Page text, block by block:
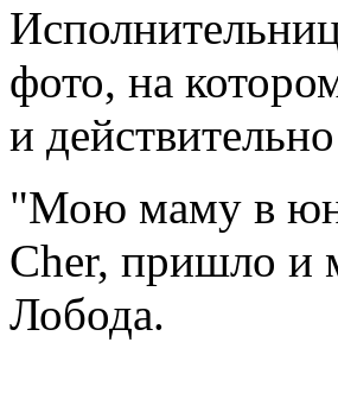
фото, на
и
"Мою маму в
Cher, пришло и
Лобода.